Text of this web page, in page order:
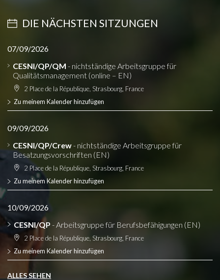
DIE NÄCHSTEN SITZUNGEN
07/09/2026
CESNI/QP/QM - nichtständige Arbeitsgruppe für
Qualitätsmanagement (online – EN)
2 Place de la République, Strasbourg, France
Zu meinem Kalender hinzufügen
09/09/2026
CESNI/QP/Crew- nichtständige Arbeitsgruppe für
Besatzungsvorschriften (EN)
2 Place de la République, Strasbourg, France
Zu meinem Kalender hinzufügen
10/09/2026
CESNI/QP - Arbeitsgruppe für Berufsbefähigungen (EN)
2 Place de la République, Strasbourg, France
Zu meinem Kalender hinzufügen
ALLES SEHEN